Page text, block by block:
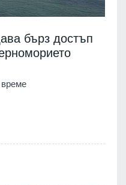
бърз достъп
време